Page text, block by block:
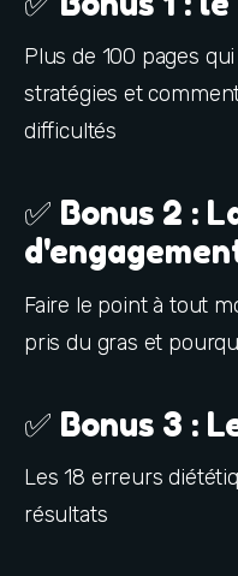
Plus de 100 pages
stratégies et
difficultés
✅ Bonus 2 :
Faire le point à tout
pris du gras et
✅ Bonus 3 :
Les 18 erreurs
résultats